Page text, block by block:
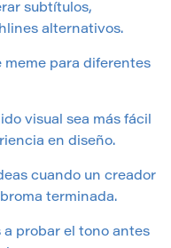
subtítulos,
alternativos.
meme para diferentes
visual sea más fácil
en diseño.
cuando un creador
terminada.
a probar el tono antes